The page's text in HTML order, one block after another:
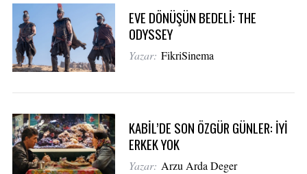
EVE DÖNÜŞÜN BEDELİ: THE
ODYSSEY
Yazar: FikriSinema
KABİL’DE SON ÖZGÜR GÜNLER: İYİ
ERKEK YOK
Yazar: Arzu Arda Deger